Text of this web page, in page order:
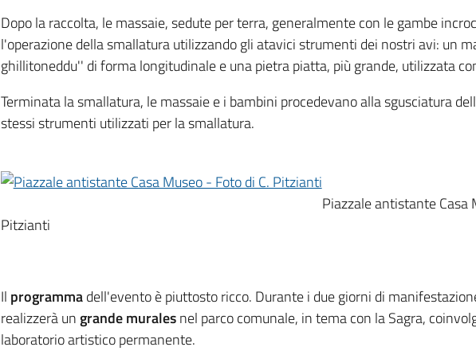
Dopo la raccolta, le massaie, sedute per terra, generalmente con le gambe
l'operazione della smallatura utilizzando gli atavici strumenti dei nostri avi: un
ghillitoneddu'' di forma longitudinale e una pietra piatta, più grande, utilizzata
Terminata la smallatura, le massaie e i bambini procedevano alla sgusciatura
stessi strumenti utilizzati per la smallatura.
Piazzale antistante Casa
Pitzianti
Il programmadell'evento è piuttosto ricco. Durante i due giorni di
realizzerà un grande muralesnel parco comunale, in tema con la Sagra,
laboratorio artistico permanente.